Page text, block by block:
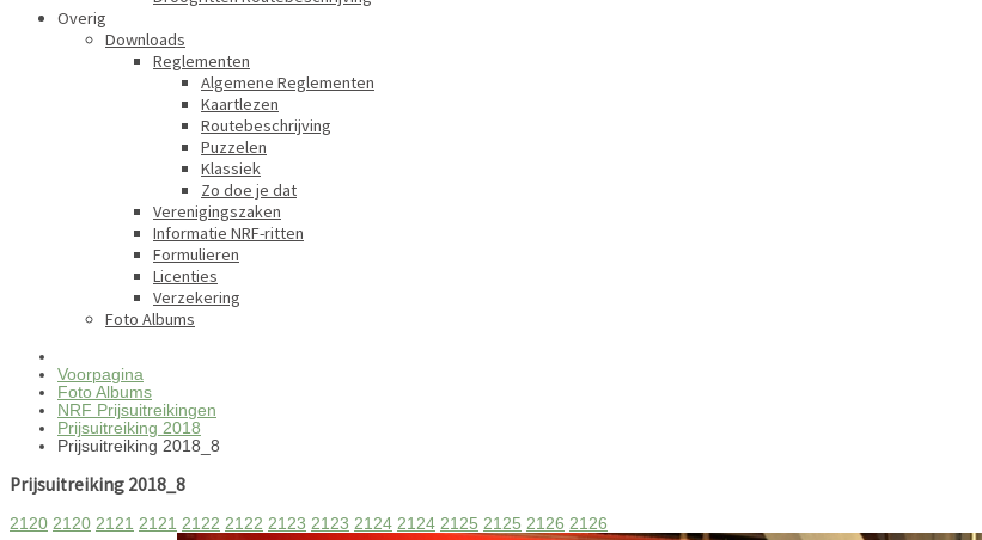
Overig
Downloads
Reglementen
Algemene Reglementen
Kaartlezen
Routebeschrijving
Puzzelen
Klassiek
Zo doe je dat
Verenigingszaken
Informatie NRF-ritten
Formulieren
Licenties
Verzekering
Foto Albums
Voorpagina
Foto Albums
NRF Prijsuitreikingen
Prijsuitreiking 2018
Prijsuitreiking 2018_8
Prijsuitreiking 2018_8
2120 2120 2121 2121 2122 2122 2123 2123 2124 2124 2125 2125 2126 2126